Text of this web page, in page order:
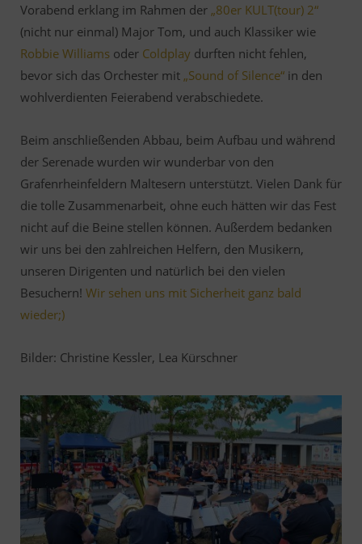
Vorabend erklang im Rahmen der „80er KULT(tour) 2“
(nicht nur einmal) Major Tom, und auch Klassiker wie
Robbie Williams oder Coldplay durften nicht fehlen,
bevor sich das Orchester mit „Sound of Silence“ in den
wohlverdienten Feierabend verabschiedete.
Beim anschließenden Abbau, beim Aufbau und während
der Serenade wurden wir wunderbar von den
Grafenrheinfeldern Maltesern unterstützt. Vielen Dank für
die tolle Zusammenarbeit, ohne euch hätten wir das Fest
nicht auf die Beine stellen können. Außerdem bedanken
wir uns bei den zahlreichen Helfern, den Musikern,
unseren Dirigenten und natürlich bei den vielen
Besuchern! Wir sehen uns mit Sicherheit ganz bald
wieder;)
Bilder: Christine Kessler, Lea Kürschner